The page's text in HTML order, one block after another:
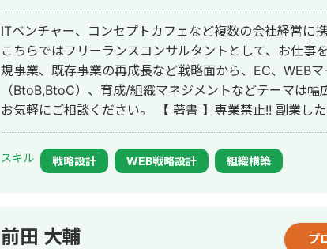
ITベンチャー、コンセプトカフェなど複数の会社経営に
こちらではフリーランスコンサルタントとして、お仕事を
規事業、既存事業の再成長など戦略面から、EC、WEB
（BtoB,BtoC）、育成/組織マネジメントなどテーマは幅
お気軽にご相談ください。 【 著書 】専業禁止!! 副業したら本業成果が上がる
仕組み https://amzn.to/38zCXac 1986年千葉県出身。㈱オールアバウトに新
卒入社、メディア運営、EC事業に携わり、2011年に同社
ーをスピンアウト。 同社のEC事業、プロマッチング事業
イルストア）のマーケティング、MD、システム&物流な
スキル 戦略設計 WEB戦略設計 組織構築
前田 大輔 プ